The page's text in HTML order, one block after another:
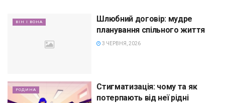
ВІН І ВОНА
Шлюбний договір: мудре
планування спільного життя
3 ЧЕРВНЯ, 2026
РОДИНА
Стигматизація: чому та як
потерпають від неї рідні